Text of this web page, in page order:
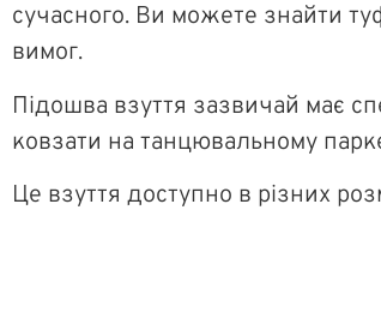
сучасного. Ви можете знайти
вимог.
Підошва взуття зазвичай має
ковзати на танцювальному
Це взуття доступно в різних